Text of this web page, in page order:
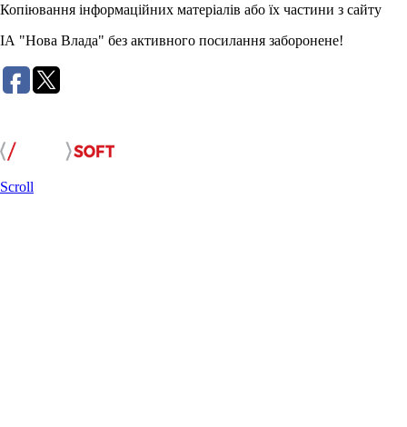
Копіювання інформаційних матеріалів або їх частини з сайту
ІА "Нова Влада" без активного посилання заборонене!
Scroll